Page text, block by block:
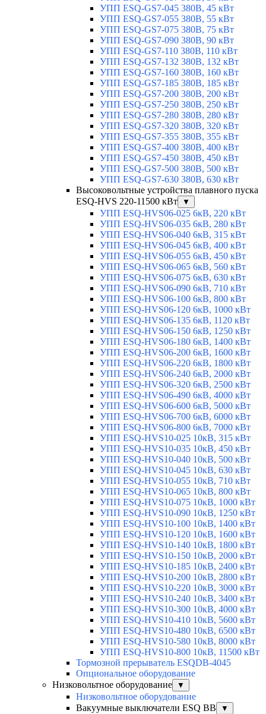
УПП ESQ-GS7-045 380В, 45 кВт
УПП ESQ-GS7-055 380В, 55 кВт
УПП ESQ-GS7-075 380В, 75 кВт
УПП ESQ-GS7-090 380В, 90 кВт
УПП ESQ-GS7-110 380В, 110 кВт
УПП ESQ-GS7-132 380В, 132 кВт
УПП ESQ-GS7-160 380В, 160 кВт
УПП ESQ-GS7-185 380В, 185 кВт
УПП ESQ-GS7-200 380В, 200 кВт
УПП ESQ-GS7-250 380В, 250 кВт
УПП ESQ-GS7-280 380В, 280 кВт
УПП ESQ-GS7-320 380В, 320 кВт
УПП ESQ-GS7-355 380В, 355 кВт
УПП ESQ-GS7-400 380В, 400 кВт
УПП ESQ-GS7-450 380В, 450 кВт
УПП ESQ-GS7-500 380В, 500 кВт
УПП ESQ-GS7-630 380В, 630 кВт
Высоковольтные устройства плавного пуска
ESQ-HVS 220-11500 кВт
▼
УПП ESQ-HVS06-025 6кВ, 220 кВт
УПП ESQ-HVS06-035 6кВ, 280 кВт
УПП ESQ-HVS06-040 6кВ, 315 кВт
УПП ESQ-HVS06-045 6кВ, 400 кВт
УПП ESQ-HVS06-055 6кВ, 450 кВт
УПП ESQ-HVS06-065 6кВ, 560 кВт
УПП ESQ-HVS06-075 6кВ, 630 кВт
УПП ESQ-HVS06-090 6кВ, 710 кВт
УПП ESQ-HVS06-100 6кВ, 800 кВт
УПП ESQ-HVS06-120 6кВ, 1000 кВт
УПП ESQ-HVS06-135 6кВ, 1120 кВт
УПП ESQ-HVS06-150 6кВ, 1250 кВт
УПП ESQ-HVS06-180 6кВ, 1400 кВт
УПП ESQ-HVS06-200 6кВ, 1600 кВт
УПП ESQ-HVS06-220 6кВ, 1800 кВт
УПП ESQ-HVS06-240 6кВ, 2000 кВт
УПП ESQ-HVS06-320 6кВ, 2500 кВт
УПП ESQ-HVS06-490 6кВ, 4000 кВт
УПП ESQ-HVS06-600 6кВ, 5000 кВт
УПП ESQ-HVS06-700 6кВ, 6000 кВт
УПП ESQ-HVS06-800 6кВ, 7000 кВт
УПП ESQ-HVS10-025 10кВ, 315 кВт
УПП ESQ-HVS10-035 10кВ, 450 кВт
УПП ESQ-HVS10-040 10кВ, 500 кВт
УПП ESQ-HVS10-045 10кВ, 630 кВт
УПП ESQ-HVS10-055 10кВ, 710 кВт
УПП ESQ-HVS10-065 10кВ, 800 кВт
УПП ESQ-HVS10-075 10кВ, 1000 кВт
УПП ESQ-HVS10-090 10кВ, 1250 кВт
УПП ESQ-HVS10-100 10кВ, 1400 кВт
УПП ESQ-HVS10-120 10кВ, 1600 кВт
УПП ESQ-HVS10-140 10кВ, 1800 кВт
УПП ESQ-HVS10-150 10кВ, 2000 кВт
УПП ESQ-HVS10-185 10кВ, 2400 кВт
УПП ESQ-HVS10-200 10кВ, 2800 кВт
УПП ESQ-HVS10-220 10кВ, 3000 кВт
УПП ESQ-HVS10-240 10кВ, 3400 кВт
УПП ESQ-HVS10-300 10кВ, 4000 кВт
УПП ESQ-HVS10-410 10кВ, 5600 кВт
УПП ESQ-HVS10-480 10кВ, 6500 кВт
УПП ESQ-HVS10-580 10кВ, 8000 кВт
УПП ESQ-HVS10-800 10кВ, 11500 кВт
Тормозной прерыватель ESQDB-4045
Опциональное оборудование
Низковольтное оборудование
▼
Низковольтное оборудование
Вакуумные выключатели ESQ BB
▼